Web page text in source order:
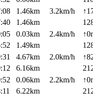
1.46km 3.2km/h
1.46km
0.03km 2.4km/h
1.49km
4.67km 2.0km/h
6.16km
0.06km 2.2km/h
6.22km